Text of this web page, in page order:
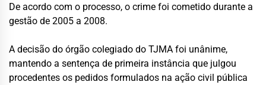
De acordo com o processo, o crime foi cometido durante a
gestão de 2005 a 2008.
A decisão do órgão colegiado do TJMA foi unânime,
mantendo a sentença de primeira instância que julgou
procedentes os pedidos formulados na ação civil pública